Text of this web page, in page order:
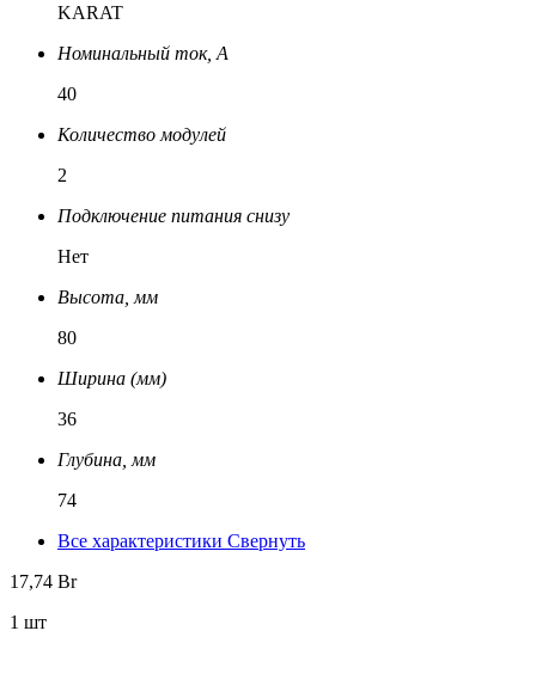
KARAT
Номинальный ток, A
40
Количество модулей
2
Подключение питания снизу
Нет
Высота, мм
80
Ширина (мм)
36
Глубина, мм
74
Все характеристики Свернуть
17,74 Br
1 шт